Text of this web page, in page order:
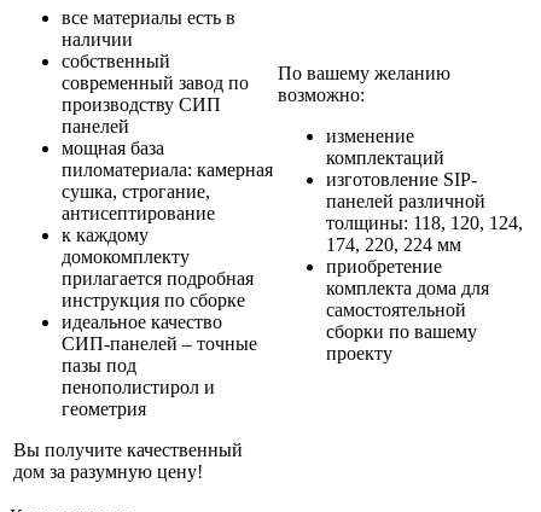
все материалы есть в
наличии
собственный
современный завод по
производству СИП
панелей
мощная база
пиломатериала: камерная
сушка, строгание,
антисептирование
к каждому
домокомплекту
прилагается подробная
инструкция по сборке
идеальное качество
СИП-панелей – точные
пазы под
пенополистирол и
геометрия
Вы получите качественный
дом за разумную цену!
По вашему желанию
возможно:
изменение
комплектаций
изготовление SIP-
панелей различной
толщины: 118, 120, 124,
174, 220, 224 мм
приобретение
комплекта дома для
самостоятельной
сборки по вашему
проекту